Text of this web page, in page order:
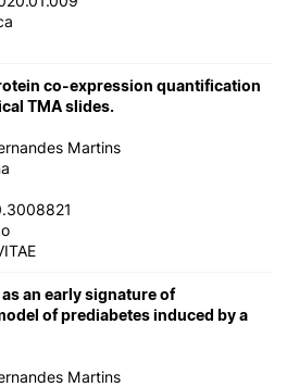
co-expression quantification
TMA slides.
Martins
an early signature of
of prediabetes induced by a
Martins